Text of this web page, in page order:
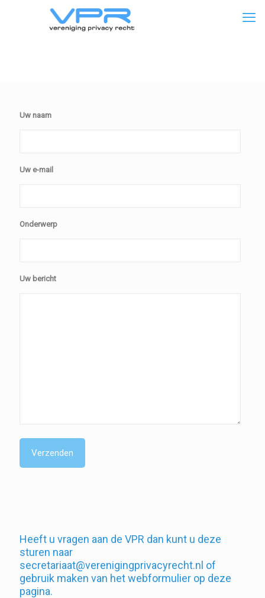
Uw naam
Uw e-mail
Onderwerp
Uw bericht
Heeft u vragen aan de VPR dan kunt u deze
sturen naar
secretariaat@verenigingprivacyrecht.nl of
gebruik maken van het webformulier op deze
pagina.